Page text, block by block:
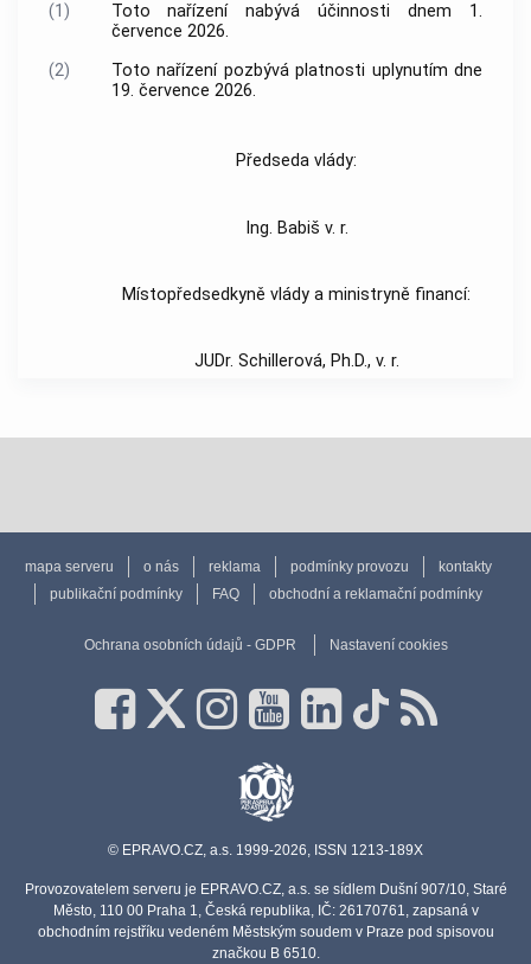
(1)
Toto nařízení nabývá účinnosti dnem 1.
července 2026.
(2)
Toto nařízení pozbývá platnosti uplynutím dne
19. července 2026.
Předseda vlády:
Ing. Babiš v. r.
Místopředsedkyně vlády a ministryně financí:
JUDr. Schillerová, Ph.D., v. r.
mapa serveru o nás reklama podmínky provozu
kontakty
publikační podmínky
FAQ obchodní a reklamační podmínky
Ochrana osobních údajů - GDPR Nastavení cookies
© EPRAVO.CZ, a.s. 1999-2026, ISSN 1213-189X
Provozovatelem serveru je EPRAVO.CZ, a.s. se sídlem Dušní 907/10, Staré
Město, 110 00 Praha 1, Česká republika, IČ: 26170761, zapsaná v
obchodním rejstříku vedeném Městským soudem v Praze pod spisovou
značkou B 6510.